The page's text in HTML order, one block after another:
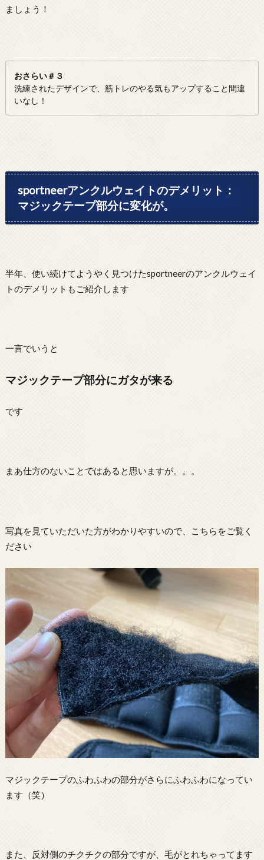
ましょう！
おさらい＃３
洗練されたデザインで、筋トレのやる気もアップすること間違
いなし！
sportneerアンクルウェイトのデメリット：
マジックテープ部分に変化が。
半年、使い続けてようやく見つけたsportneerのアンクルウェイ
トのデメリットもご紹介します
一言でいうと
マジックテープ部分にガタが来る
です
まあ仕方のないことではあると思いますが。。。
写真を見ていただいた方がわかりやすいので、こちらをご覧く
ださい
マジックテープのふわふわの部分がさらにふわふわになってい
ます（笑）
また、反対側のチクチクの部分ですが、毛がとれちゃってます